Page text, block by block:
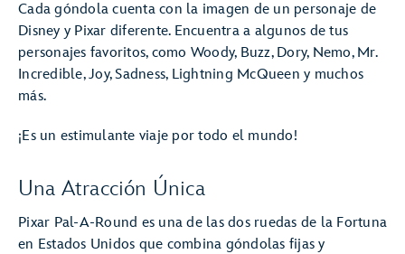
Cada góndola cuenta con la imagen de un personaje de
Disney y Pixar diferente. Encuentra a algunos de tus
personajes favoritos, como Woody, Buzz, Dory, Nemo, Mr.
Incredible, Joy, Sadness, Lightning McQueen y muchos
más.
¡Es un estimulante viaje por todo el mundo!
Una Atracción Única
Pixar Pal-A-Round es una de las dos ruedas de la Fortuna
en Estados Unidos que combina góndolas fijas y